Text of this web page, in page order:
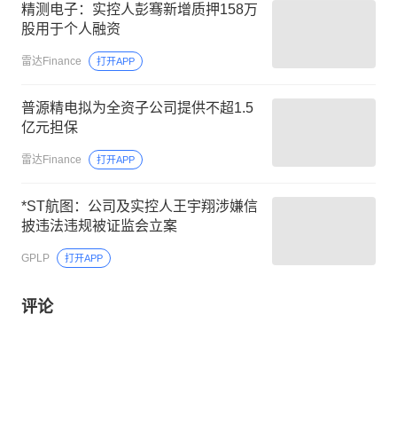
精测电子：实控人彭骞新增质押158万
股用于个人融资
雷达Finance 打开APP
普源精电拟为全资子公司提供不超1.5
亿元担保
雷达Finance 打开APP
*ST航图：公司及实控人王宇翔涉嫌信
披违法违规被证监会立案
GPLP 打开APP
评论